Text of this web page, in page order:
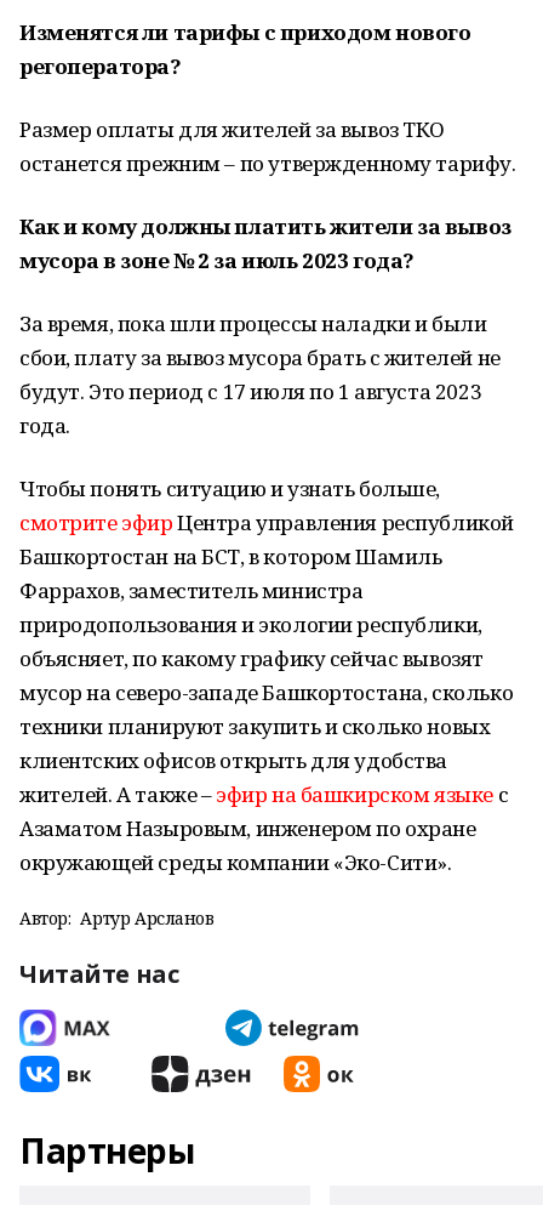
Изменятся ли тарифы с приходом нового
регоператора?
Размер оплаты для жителей за вывоз ТКО
останется прежним – по утвержденному тарифу.
Как и кому должны платить жители за вывоз
мусора в зоне № 2 за июль 2023 года?
За время, пока шли процессы наладки и были
сбои, плату за вывоз мусора брать с жителей не
будут. Это период с 17 июля по 1 августа 2023
года.
Чтобы понять ситуацию и узнать больше,
смотрите эфирЦентра управления республикой
Башкортостан на БСТ, в котором Шамиль
Фаррахов, заместитель министра
природопользования и экологии республики,
объясняет, по какому графику сейчас вывозят
мусор на северо-западе Башкортостана, сколько
техники планируют закупить и сколько новых
клиентских офисов открыть для удобства
жителей. А также –эфир на башкирском языкес
Азаматом Назыровым, инженером по охране
окружающей среды компании «Эко-Сити».
Автор: Артур Арсланов
Читайте нас
Партнеры